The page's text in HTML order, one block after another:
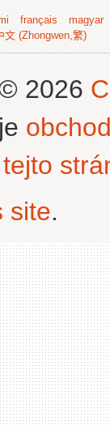
français
magyar
文 (Zhongwen,繁)
2026
site.